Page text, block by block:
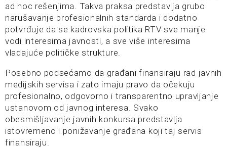
ad hoc rešenjima. Takva praksa predstavlja grubo
narušavanje profesionalnih standarda i dodatno
potvrđuje da se kadrovska politika RTV sve manje
vodi interesima javnosti, a sve više interesima
vladajuće političke strukture.
Posebno podsećamo da građani finansiraju rad javnih
medijskih servisa i zato imaju pravo da očekuju
profesionalno, odgovorno i transparentno upravljanje
ustanovom od javnog interesa. Svako
obesmišljavanje javnih konkursa predstavlja
istovremeno i ponižavanje građana koji taj servis
finansiraju.